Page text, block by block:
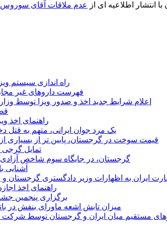
انتشار اطلاعیه ای از عدم ملاقات آقای
راه اندازی سیستم
فهرست داروهای غیر
اعلام شرایط جدید اخذ و صدور ویزا توسط
راهنمای اخذ
یک مرد جوان ایرانی، متهم به قتل دختر ۱۶ ساله در
قیمت سوخت در گرجستان، پایین تر از بسیاری
تمایل گرجی
گرجستان، در جایگاه سوم شاخص آزادی
آشنایی
ایران به اظهارات وزیر دادگستری گرجستان
راهنمای اخذ
برگزاری پنجمین
میزان تابش اشعه ماورای بنفش در
مستقیم میان ایران و گرجستان توسط شرکت